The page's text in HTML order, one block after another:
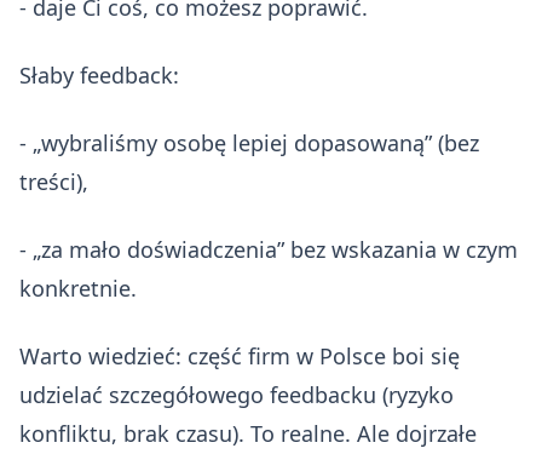
- daje Ci coś, co możesz poprawić.
Słaby feedback:
- „wybraliśmy osobę lepiej dopasowaną” (bez
treści),
- „za mało doświadczenia” bez wskazania w czym
konkretnie.
Warto wiedzieć: część firm w Polsce boi się
udzielać szczegółowego feedbacku (ryzyko
konfliktu, brak czasu). To realne. Ale dojrzałe